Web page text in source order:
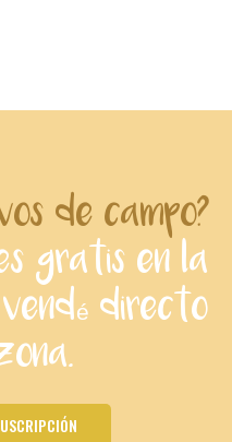
de campo?
gratis en la
directo